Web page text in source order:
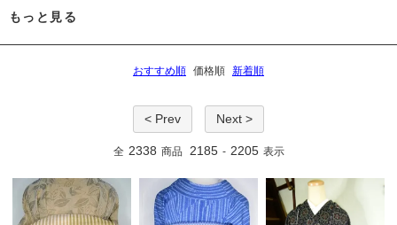
もっと見る
おすすめ順 価格順 新着順
< Prev Next >
全 2338 商品 2185 - 2205 表示